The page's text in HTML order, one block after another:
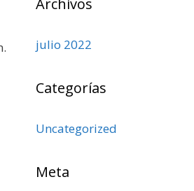
julio 2022
Categorías
Uncategorized
Meta